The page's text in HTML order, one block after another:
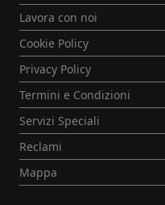
Lavora con noi
Cookie Policy
Privacy Policy
Termini e Condizioni
Servizi Speciali
Reclami
Mappa